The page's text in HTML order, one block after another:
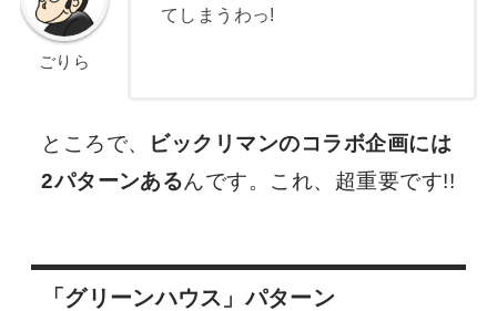
ごりら
てしまうわっ!
ところで、
ビックリマンのコラボ企画には
2パターンあるんです。これ、超重要です!!
「グリーンハウス」パターン